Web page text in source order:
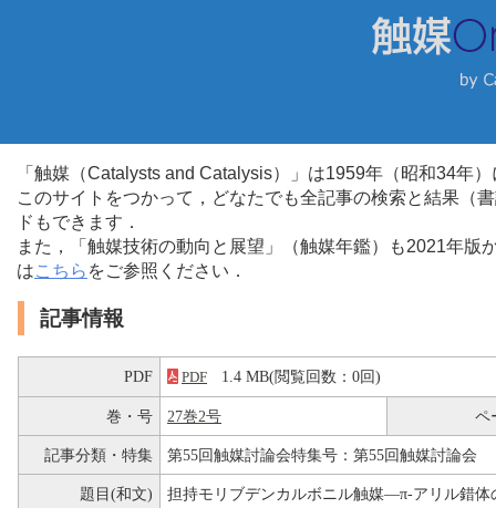
「触媒（Catalysts and Catalysis）」は1959年（昭和34年
このサイトをつかって，どなたでも全記事の検索と結果（
ドもできます．
また，「触媒技術の動向と展望」（触媒年鑑）も2021年
はこちら をご参照ください．
記事情報
PDF PDF 1.4 MB(閲覧回数：0回)
巻・号 27巻2号 ペ
記事分類・特集 第55回触媒討論会特集号：第55回触媒討論会
題目(和文)
担持モリブデンカルボニル触媒―π-アリル錯